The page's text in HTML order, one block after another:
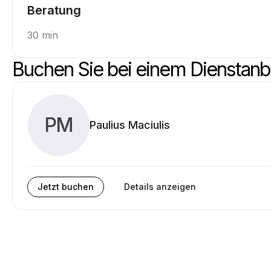
Beratung
30 min
Buchen Sie bei einem
PM Paulius Maciulis
Jetzt buchen Details anzeigen